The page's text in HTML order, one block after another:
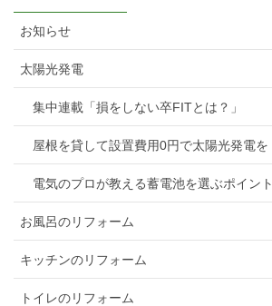
お知らせ
太陽光発電
集中連載「損をしない卒FITとは？」
屋根を貸して設置費用0円で太陽光発電を
電気のプロが教える蓄電池を選ぶポイント
お風呂のリフォーム
キッチンのリフォーム
トイレのリフォーム